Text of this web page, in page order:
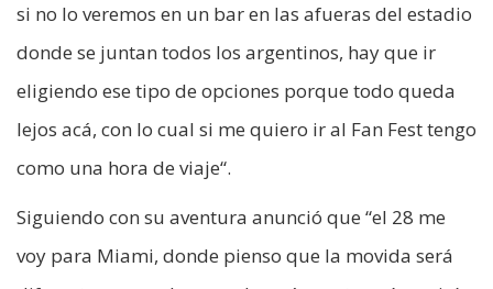
si no lo veremos en un bar en las afueras del estadio
donde se juntan todos los argentinos, hay que ir
eligiendo ese tipo de opciones porque todo queda
lejos acá, con lo cual si me quiero ir al Fan Fest tengo
como una hora de viaje“.
Siguiendo con su aventura anunció que “el 28 me
voy para Miami, donde pienso que la movida será